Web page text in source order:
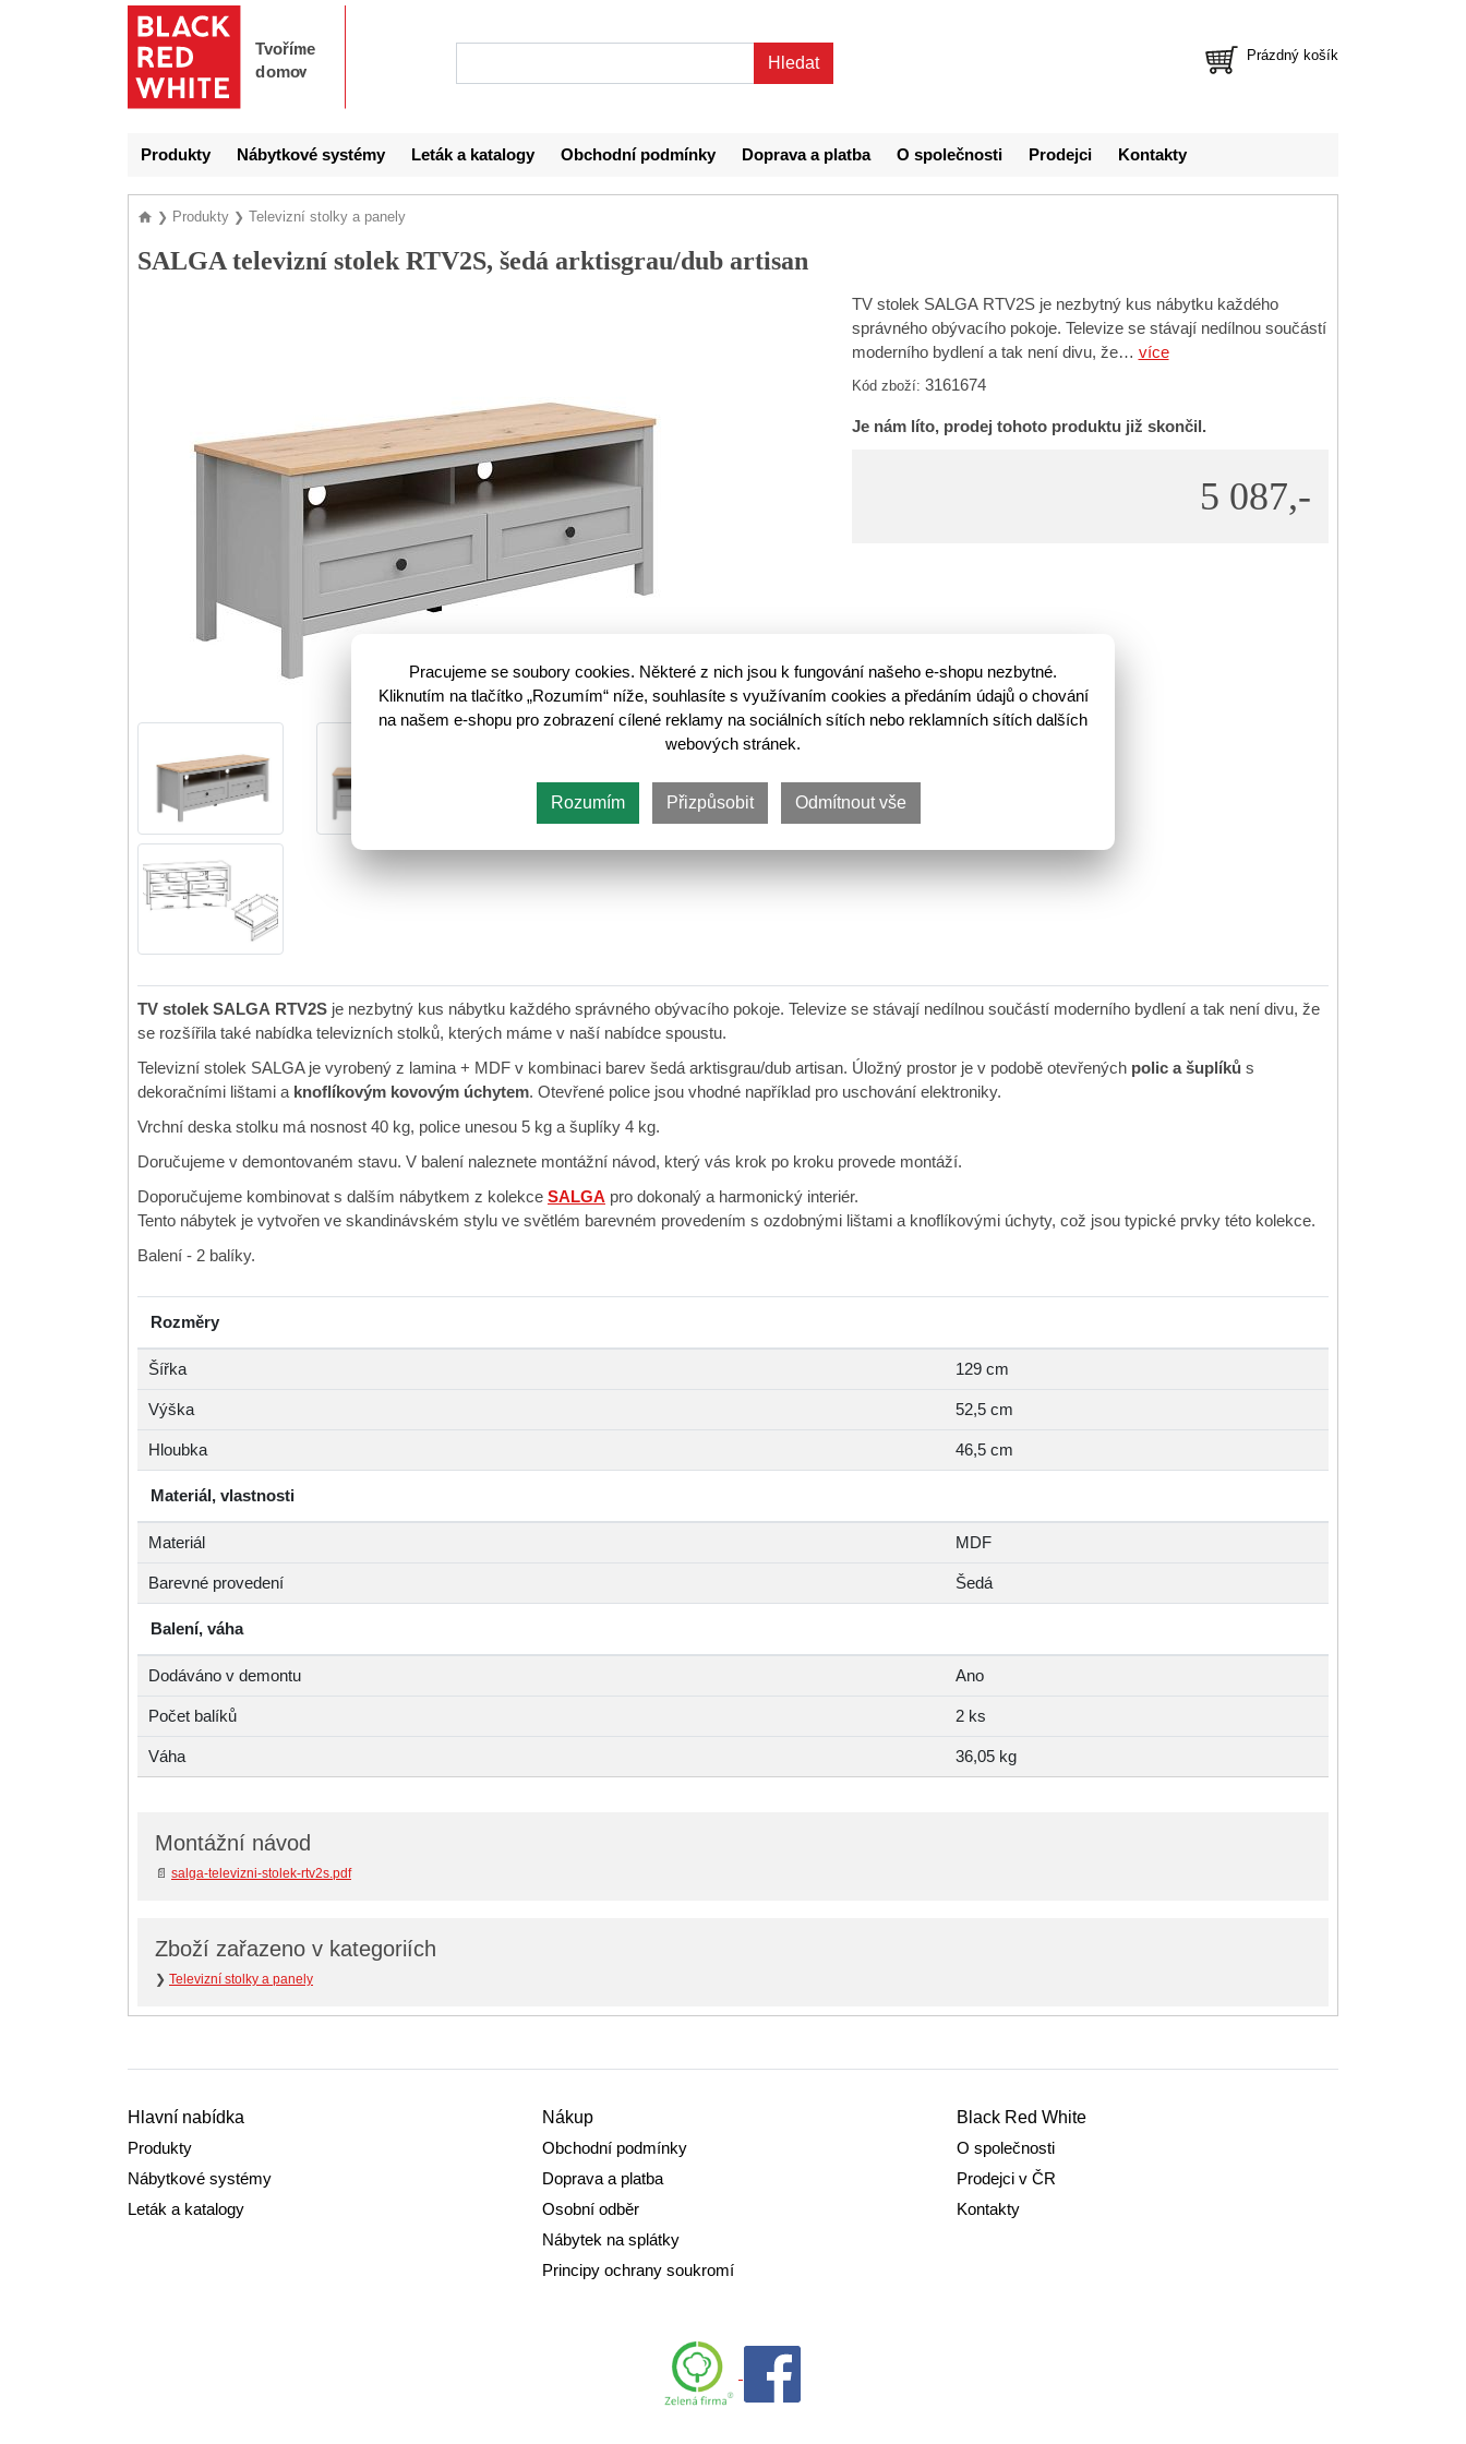
Prázdný košík
Produkty Nábytkové systémy Leták a katalogy Obchodní podmínky Doprava a platba O společnosti Prodejci Kontakty
❯ Produkty ❯ Televizní stolky a panely
SALGA televizní stolek RTV2S, šedá arktisgrau/dub artisan
VYPRODÁNO
TV stolek SALGA RTV2S je nezbytný kus nábytku každého
správného obývacího pokoje. Televize se stávají nedílnou součástí
moderního bydlení a tak není divu, že… více
Kód zboží: 3161674
Je nám líto, prodej tohoto produktu již skončil.
5 087,-
TV stolek SALGA RTV2S je nezbytný kus nábytku každého správného obývacího pokoje. Televize se stávají nedílnou součástí moderního bydlení a tak není divu, že
se rozšířila také nabídka televizních stolků, kterých máme v naší nabídce spoustu.
Televizní stolek SALGA je vyrobený z lamina + MDF v kombinaci barev šedá arktisgrau/dub artisan. Úložný prostor je v podobě otevřených polic a šuplíků s
dekoračními lištami a knoflíkovým kovovým úchytem. Otevřené police jsou vhodné například pro uschování elektroniky.
Vrchní deska stolku má nosnost 40 kg, police unesou 5 kg a šuplíky 4 kg.
Doručujeme v demontovaném stavu. V balení naleznete montážní návod, který vás krok po kroku provede montáží.
Doporučujeme kombinovat s dalším nábytkem z kolekce SALGA pro dokonalý a harmonický interiér.
Tento nábytek je vytvořen ve skandinávském stylu ve světlém barevném provedením s ozdobnými lištami a knoflíkovými úchyty, což jsou typické prvky této kolekce.
Balení - 2 balíky.
Rozměry
Šířka 129 cm
Výška 52,5 cm
Hloubka 46,5 cm
Materiál, vlastnosti
Materiál MDF
Barevné provedení Šedá
Balení, váha
Dodáváno v demontu Ano
Počet balíků 2 ks
Váha 36,05 kg
Montážní návod
📄 salga-televizni-stolek-rtv2s.pdf
Zboží zařazeno v kategoriích
❯ Televizní stolky a panely
Hlavní nabídka
Produkty
Nábytkové systémy
Leták a katalogy
Nákup
Obchodní podmínky
Doprava a platba
Osobní odběr
Nábytek na splátky
Principy ochrany soukromí
Black Red White
O společnosti
Prodejci v ČR
Kontakty
Pracujeme se soubory cookies. Některé z nich jsou k fungování našeho e-shopu nezbytné.
Kliknutím na tlačítko „Rozumím“ níže, souhlasíte s využívaním cookies a předáním údajů o chování
na našem e-shopu pro zobrazení cílené reklamy na sociálních sítích nebo reklamních sítích dalších
webových stránek.
Rozumím Přizpůsobit Odmítnout vše